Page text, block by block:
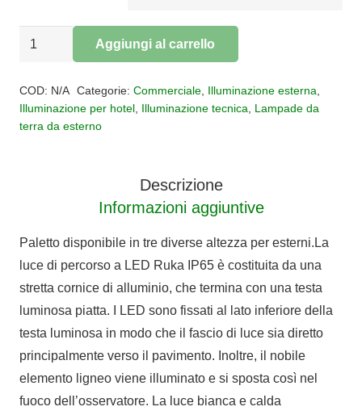
Paletto
Ruka
IP65
Aggiungi al carrello
COD: N/A Categorie: Commerciale, Illuminazione esterna
Illuminazione per hotel Illuminazione tecnica
Lampade da
terra da esterno
Descrizione
Informazioni aggiuntive
Paletto disponibile in tre diverse altezza per esterni.La
luce di percorso a LED Ruka IP65 è costituita da una
stretta cornice di alluminio, che termina con una testa
luminosa piatta. I LED sono fissati al lato inferiore della
testa luminosa in modo che il fascio di luce sia diretto
principalmente verso il pavimento. Inoltre, il nobile
elemento ligneo viene illuminato e si sposta così nel
fuoco dell’osservatore. La luce bianca e calda